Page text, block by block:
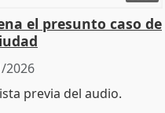
el presunto caso de
2026